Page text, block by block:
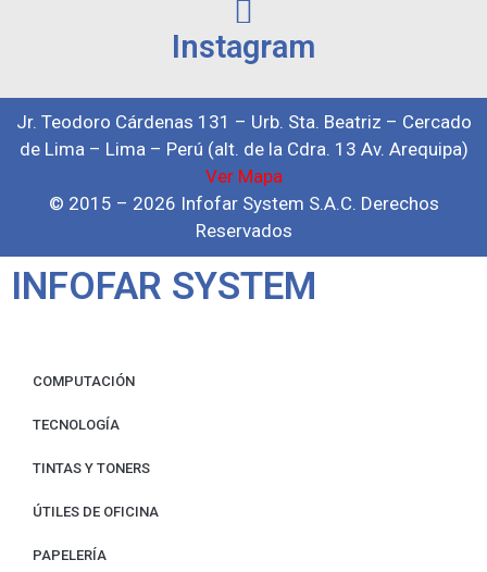
Instagram
Jr. Teodoro Cárdenas 131 – Urb. Sta. Beatriz – Cercado
de Lima – Lima – Perú (alt. de la Cdra. 13 Av. Arequipa)
Ver Mapa
© 2015 – 2026 Infofar System S.A.C. Derechos
Reservados
INFOFAR SYSTEM
COMPUTACIÓN
TECNOLOGÍA
TINTAS Y TONERS
ÚTILES DE OFICINA
PAPELERÍA